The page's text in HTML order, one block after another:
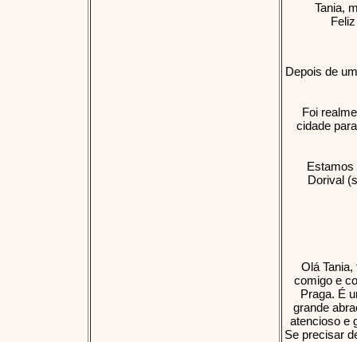
Tania,
Depois de
Foi
cidade
Estamos
Dorival
Olá
comigo e
Praga. É
grande
atencioso e
Se precisar